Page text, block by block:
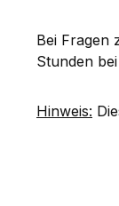
Bei Fragen
Stunden
Hinweis: